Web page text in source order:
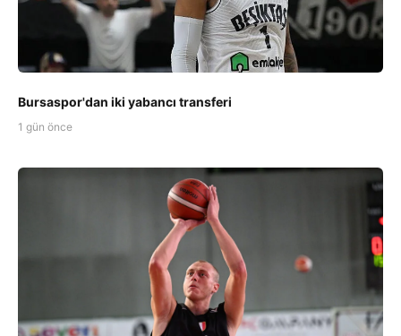
Bursaspor'dan iki yabancı transferi
1 gün önce